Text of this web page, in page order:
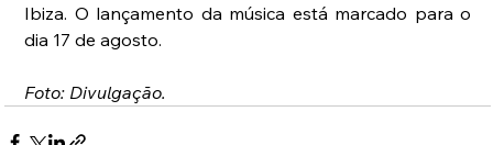
Ibiza. O lançamento da música está marcado para o
dia 17 de agosto.
Foto: Divulgação.